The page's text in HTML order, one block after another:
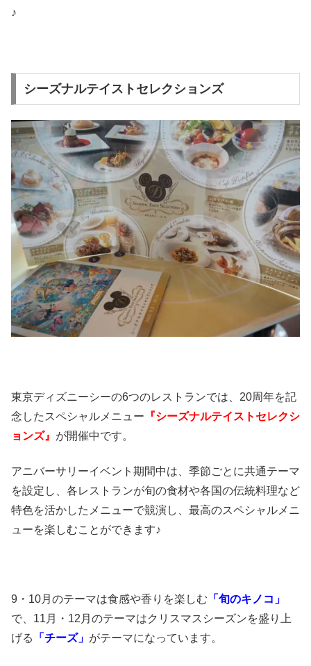
♪
シーズナルテイストセレクションズ
東京ディズニーシーの6つのレストランでは、20周年を記
念したスペシャルメニュー 『シーズナルテイストセレクシ
ョンズ』 が開催中です。
アニバーサリーイベント期間中は、季節ごとに共通テーマ
を設定し、各レストランが旬の食材や各国の伝統料理など
特色を活かしたメニューで競演し、最高のスペシャルメニ
ューを楽しむことができます♪
9・10月のテーマは食感や香りを楽しむ 「旬のキノコ」
で、11月・12月のテーマはクリスマスシーズンを盛り上
げる
「チーズ」 がテーマになっています。